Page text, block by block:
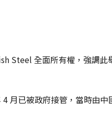
Steel 全面所有權，強調此
月已被政府接管，當時由中